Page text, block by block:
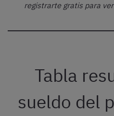
registrarte gratis para
Tabla
sueldo del